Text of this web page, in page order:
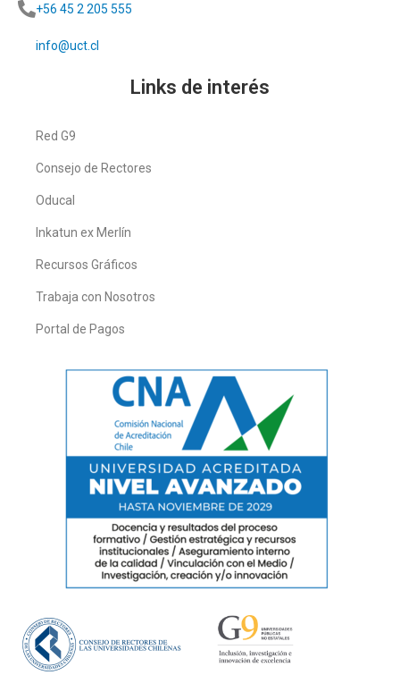
+56 45 2 205 555
info@uct.cl
Links de interés
Red G9
Consejo de Rectores
Oducal
Inkatun ex Merlín
Recursos Gráficos
Trabaja con Nosotros
Portal de Pagos